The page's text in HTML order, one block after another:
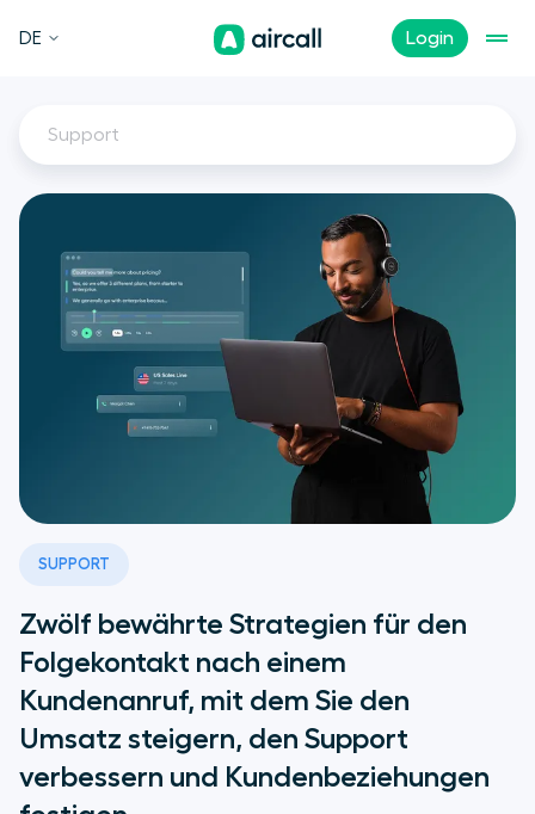
Login
DE
Support
SUPPORT
Zwölf bewährte Strategien für den
Folgekontakt nach einem
Kundenanruf, mit dem Sie den
Umsatz steigern, den Support
verbessern und Kundenbeziehungen